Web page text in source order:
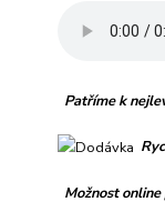
Patříme k
Možnost